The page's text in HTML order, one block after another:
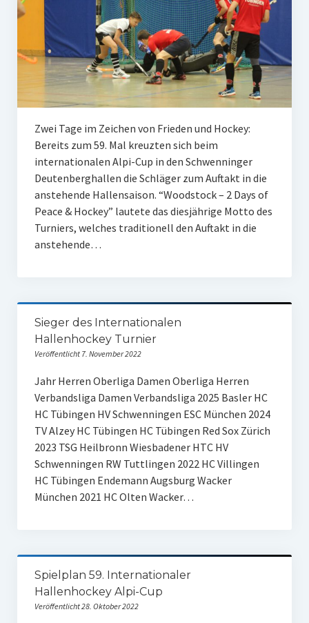
1. Herren
W U16
M U18
M U14
M U12
Internationale Hallenhockeyturnier
Jugend Sponsoring
Zwei Tage im Zeichen von Frieden und Hockey:
Bereits zum 59. Mal kreuzten sich beim
internationalen Alpi-Cup in den Schwenninger
Deutenberghallen die Schläger zum Auftakt in die
anstehende Hallensaison. “Woodstock – 2 Days of
Peace & Hockey” lautete das diesjährige Motto des
Turniers, welches traditionell den Auftakt in die
anstehende…
Sieger des Internationalen
Hallenhockey Turnier
Veröffentlicht 7. November 2022
Jahr Herren Oberliga Damen Oberliga Herren
Verbandsliga Damen Verbandsliga 2025 Basler HC
HC Tübingen HV Schwenningen ESC München 2024
TV Alzey HC Tübingen HC Tübingen Red Sox Zürich
2023 TSG Heilbronn Wiesbadener HTC HV
Schwenningen RW Tuttlingen 2022 HC Villingen
HC Tübingen Endemann Augsburg Wacker
München 2021 HC Olten Wacker…
Spielplan 59. Internationaler
Hallenhockey Alpi-Cup
Veröffentlicht 28. Oktober 2022